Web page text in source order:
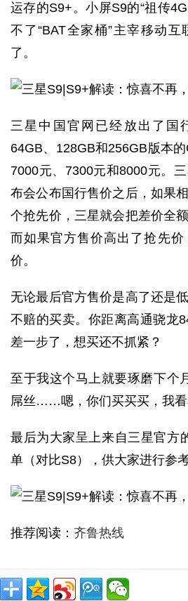
运存的S9+。小屏S9的“祖传
不了“BAT全家桶”主宰移动
了。
三星中国官网已经放出了国
64GB、128GB和256GB版本
7000元、7300元和8000元。
布会公布国行售价之后，如果
个抢先价，三星就会把差价全
而如果官方售价高出了抢先
价。
无论最后官方售价是高了还是
不赔的买卖。你距离高通骁龙
差一步了，想买还不抓紧？
至于我这个马上就要琢磨下个
屌丝……嗯，你们买买买，我看
最后为大家呈上来自三星官方
单（对比S8），供大家进行参考
推荐阅读： 齐鲁热线